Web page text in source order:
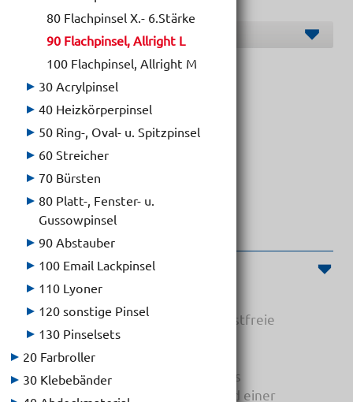
Hersteller O-S
80 Flachpinsel X.- 6.Stärke
90 Flachpinsel, Allright L
100 Flachpinsel, Allright M
30 Acrylpinsel
40 Heizkörperpinsel
50 Ring-, Oval- u. Spitzpinsel
60 Streicher
70 Bürsten
80 Platt-, Fenster- u.
Gussowpinsel
90 Abstauber
100 Email Lackpinsel
110 Lyoner
120 sonstige Pinsel
130 Pinselsets
20 Farbroller
30 Klebebänder
Flachpinsel, Allright L
Produktinformationen
Flachpinsel, 2K-Kunststoffstiel, rostfreie
Edelstahlzwinge
Diese Profi-Pinselserie besteht aus
hochwertigsten Bestandteilen und einer